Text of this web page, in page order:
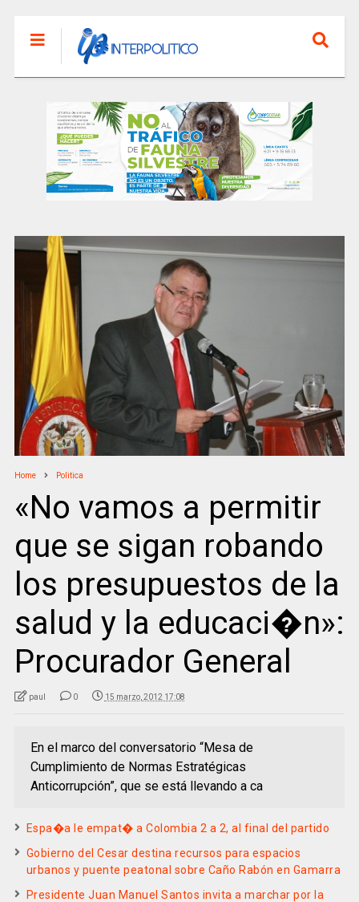
Home Politica
«No vamos a permitir
que se sigan robando
los presupuestos de la
salud y la educaci�n»:
Procurador General
paul 0 15 marzo, 2012 17:08
En el marco del conversatorio “Mesa de
Cumplimiento de Normas Estratégicas
Anticorrupción”, que se está llevando a ca
Espa�a le empat� a Colombia 2 a 2, al final del partido
Gobierno del Cesar destina recursos para espacios
urbanos y puente peatonal sobre Caño Rabón en Gamarra
Presidente Juan Manuel Santos invita a marchar por la